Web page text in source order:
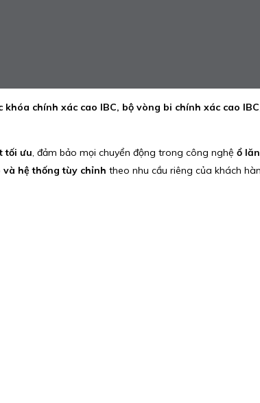
chính xác cao IBC, bộ vòng bi chính xác cao
tối ưu, đảm bảo mọi chuyển động trong công nghệ ổ
hệ thống tùy chỉnh theo nhu cầu riêng của khách